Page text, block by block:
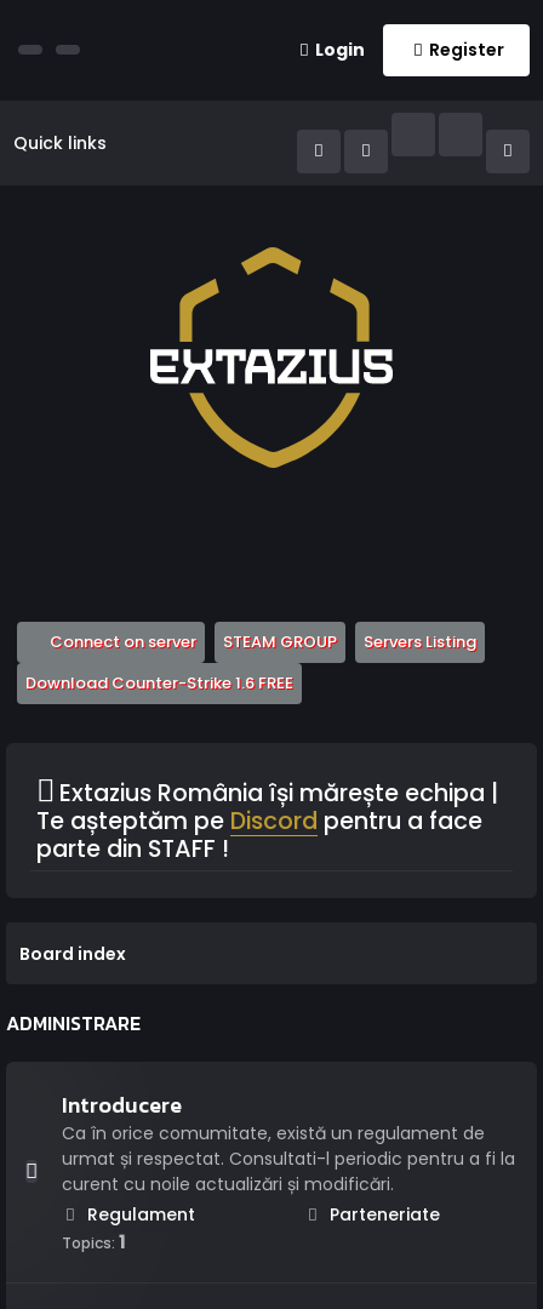
Login Register
Quick links
Connect on server(Opens a new tab)
STEAM GROUP(Opens a new tab)
Servers Listing(Opens
Download Counter-Strike 1.6 FREE(Opens a new tab)
Extazius România își mărește echipa |
Te așteptăm pe Discord pentru a face
parte din STAFF !
Board index
ADMINISTRARE
Introducere
Ca în orice comumitate, există un regulament de
urmat și respectat. Consultati-l periodic pentru a fi la
curent cu noile actualizări și modificări.
Regulament
Parteneriate
Topics: 1